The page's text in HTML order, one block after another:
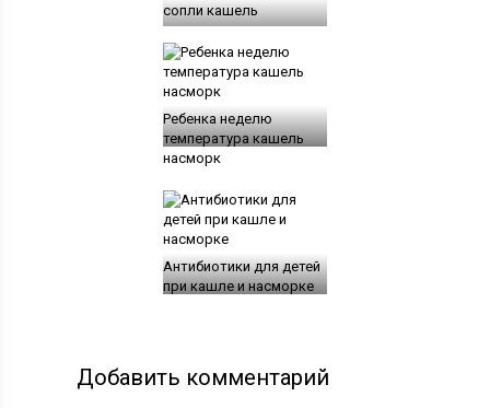
сопли кашель
Ребенка неделю
температура кашель
насморк
Антибиотики для детей
при кашле и насморке
Добавить комментарий